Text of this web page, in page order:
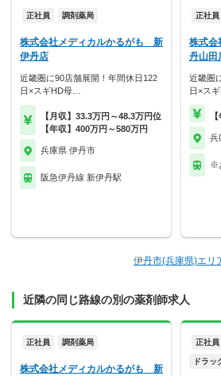
正社員 調剤薬局
株式会社メディカルかるがも 新
伊丹店
近畿圏に90店舗展開！年間休日122
日×スギHD母…
【月収】33.3万円～48.3万円位
【年収】400万円～580万円
兵庫県 伊丹市
阪急伊丹線 新伊丹駅
正社員
株式
丹山田
近畿圏
日×ス
兵
※
伊丹市(兵庫県)エリ
近隣の同じ路線の別の薬剤師求人
正社員 調剤薬局
株式会社メディカルかるがも 新
正社員
ドラッ